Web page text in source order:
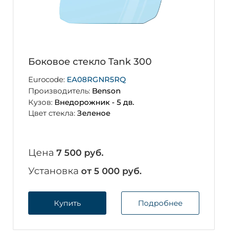
Боковое стекло Tank 300
Eurocode: EA08RGNR5RQ
Производитель: Benson
Кузов: Внедорожник - 5 дв.
Цвет стекла: Зеленое
Цена 7 500 руб.
Установка от 5 000 руб.
Купить Подробнее